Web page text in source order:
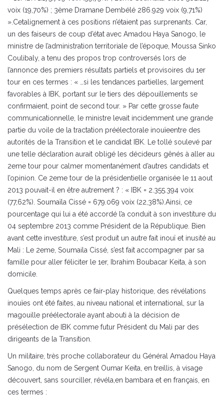
voix (19,70%) ; 3ème Dramane Dembélé 286.929 voix (9,71%)
».Cetalignement à ces positions n’étaient pas surprenants. Car,
un des faiseurs de coup d’état avec Amadou Haya Sanogo, le
ministre de l’administration territoriale de l’époque, Moussa Sinko
Coulibaly, a tenu des propos trop controversés lors de
l’annonce des premiers résultats partiels et provisoires du 1er
tour en ces termes : « …si les tendances partielles, largement
favorables à IBK, portant sur le tiers des dépouillements se
confirmaient, point de second tour. » Par cette grosse faute
communicationnelle, le ministre levait incidemment une grande
partie du voile de la tractation préélectorale inouïeentre des
autorités de la Transition et le candidat IBK. Le tollé soulevé par
une telle déclaration aurait obligé les décideurs gênés à aller au
2eme tour pour calmer momentanément d’autres candidats et
l’opinion. Ce 2eme tour de la présidentielle organisée le 11 aout
2013 pouvait-il en être autrement ? : « IBK = 2.355.394 voix
(77,62%). Soumaïla Cissé = 679.069 voix (22,38%).Ainsi, ce
pourcentage qui lui a été accordé l’a conduit à son investiture du
04 septembre 2013 comme Président de la République. Bien
avant cette investiture, s’est produit un autre fait inouï et inusité au
Mali : Le 2eme, Soumaila Cissé, s’est fait accompagner par sa
famille pour aller féliciter le 1er, Ibrahim Boubacar Keita, à son
domicile.
Quelques temps après ce fair-play historique, des révélations
inouïes ont été faites, au niveau national et international, sur la
magouille préélectorale ayant abouti à la décision de
présélection de IBK comme futur Président du Mali par des
dirigeants de la Transition.
Un militaire, très proche collaborateur du Général Amadou Haya
Sanogo, du nom de Sergent Oumar Keita, en treillis, à visage
découvert, sans sourciller, révéla,en bambara et en français, en
ces termes :